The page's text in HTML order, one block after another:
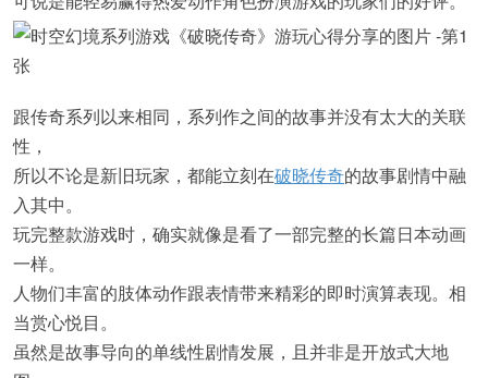
跟传奇系列以来相同，系列作之间的故事并没有太大的关联
性，
所以不论是新旧玩家，都能立刻在破晓传奇的故事剧情中融
入其中。
玩完整款游戏时，确实就像是看了一部完整的长篇日本动画
一样。
人物们丰富的肢体动作跟表情带来精彩的即时演算表现。相
当赏心悦目。
虽然是故事导向的单线性剧情发展，且并非是开放式大地